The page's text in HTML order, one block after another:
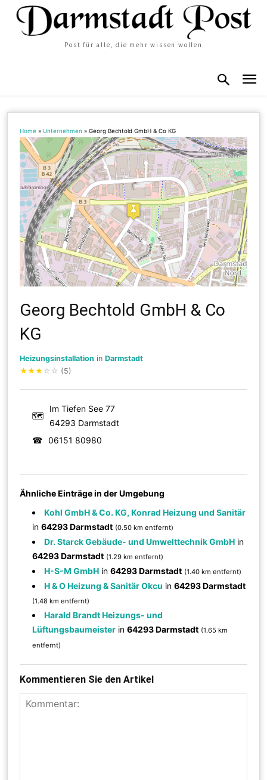
Post für alle, die mehr wissen wollen
Home »Unternehmen »Georg Bechtold GmbH & Co KG
Georg Bechtold GmbH & Co
KG
Heizungsinstallation inDarmstadt
★★★ ☆ ☆ (5)
🗺
Im Tiefen See 77
64293 Darmstadt
☎
06151 80980
Ähnliche Einträge in der Umgebung
Kohl GmbH & Co. KG, Konrad Heizung und Sanitär
in64293 Darmstadt (0.50 km entfernt)
Dr. Starck Gebäude- und Umwelttechnik GmbH in
64293 Darmstadt (1.29 km entfernt)
H-S-M GmbH in64293 Darmstadt (1.40 km entfernt)
H & O Heizung & Sanitär Okcu in64293 Darmstadt
(1.48 km entfernt)
Harald Brandt Heizungs- und
Lüftungsbaumeister in64293 Darmstadt (1.65 km
entfernt)
Kommentieren Sie den Artikel